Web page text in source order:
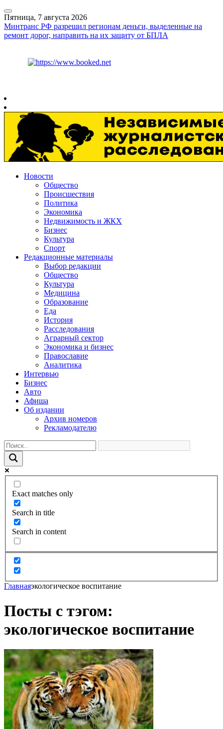
Пятница, 7 августа 2026
Минтранс РФ разрешил регионам деньги, выделенные на
ремонт дорог, направить на их защиту от БПЛА
Новости
Общество
Происшествия
Политика
Экономика
Недвижимость и ЖКХ
Бизнес
Культура
Спорт
Редакционные материалы
Выбор редакции
Общество
Культура
Медицина
Образование
Еда
История
Расследования
Аграрный сектор
Экономика и бизнес
Православие
Аналитика
Интервью
Бизнес
Авто
Афиша
Об издании
Архив номеров
Рекламодателю
Exact matches only
Search in title
Search in content
Главнаяэкологическое воспитание
Посты с тэгом:
экологическое воспитание